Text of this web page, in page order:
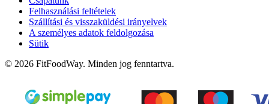
Felhasználási feltételek
Szállítási és visszaküldési irányelvek
A személyes adatok feldolgozása
Sütik
© 2026 FitFoodWay. Minden jog fenntartva.